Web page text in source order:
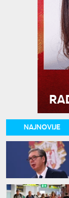
NAJNOVIJE